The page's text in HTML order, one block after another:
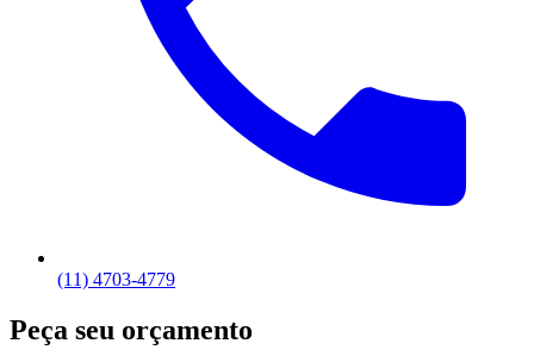
(11) 4703-4779
Peça seu orçamento